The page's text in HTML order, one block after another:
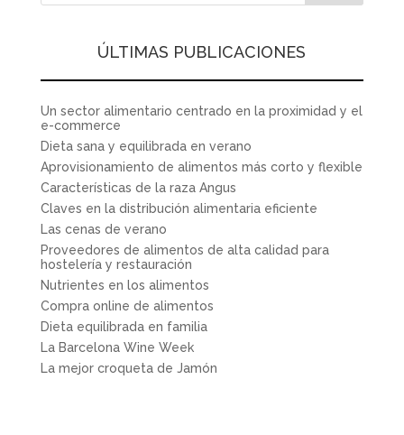
ÚLTIMAS PUBLICACIONES
Un sector alimentario centrado en la proximidad y el
e-commerce
Dieta sana y equilibrada en verano
Aprovisionamiento de alimentos más corto y flexible
Características de la raza Angus
Claves en la distribución alimentaria eficiente
Las cenas de verano
Proveedores de alimentos de alta calidad para
hostelería y restauración
Nutrientes en los alimentos
Compra online de alimentos
Dieta equilibrada en familia
La Barcelona Wine Week
La mejor croqueta de Jamón